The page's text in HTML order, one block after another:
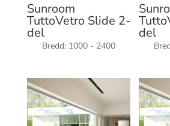
Sunroom
TuttoVetro Slide 2-
del
Bredd: 1000 - 2400
del